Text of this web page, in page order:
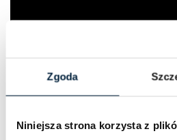
Zgoda
Niniejsza strona korzysta z